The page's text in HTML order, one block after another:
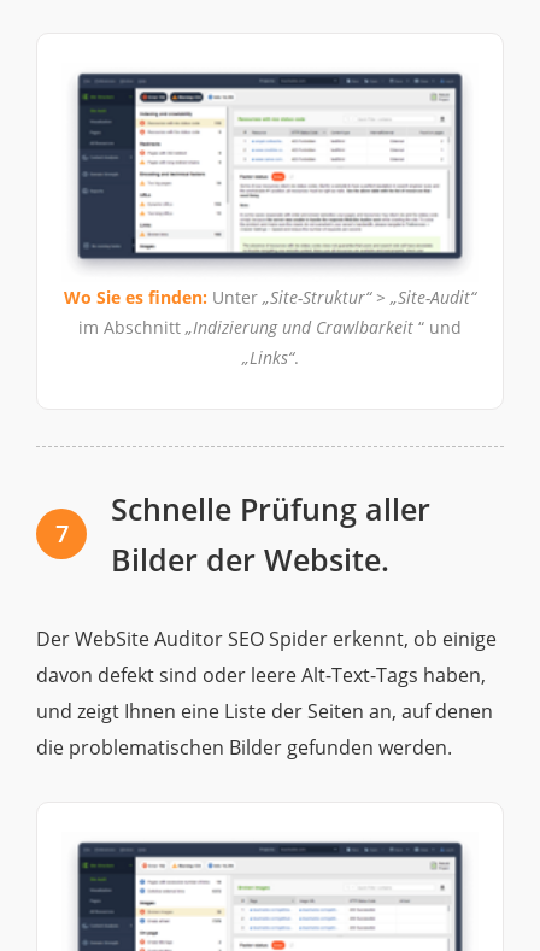
Wo Sie es finden: Unter „Site-Struktur“ > „Site-Audit“
im Abschnitt „Indizierung und Crawlbarkeit “ und
„Links“.
7
Schnelle Prüfung aller
Bilder der Website.
Der WebSite Auditor SEO Spider erkennt, ob einige
davon defekt sind oder leere Alt-Text-Tags haben,
und zeigt Ihnen eine Liste der Seiten an, auf denen
die problematischen Bilder gefunden werden.